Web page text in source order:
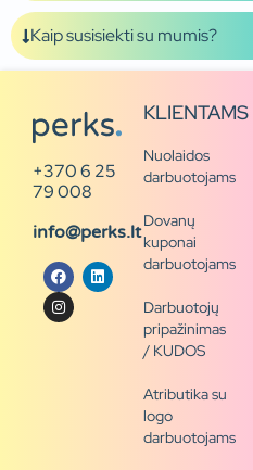
Kaip susisiekti su mumis?
+370 6 25
79 008
info@perks.lt
KLIENTAMS
Nuolaidos
darbuotojams
Dovanų
kuponai
darbuotojams
Darbuotojų
pripažinimas
/ KUDOS
Atributika su
logo
darbuotojams